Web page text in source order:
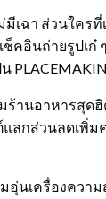
เฉา ส่วนใคร
ช็คอินถ่ายรูปเก๋
านอาหารสุดฮิ
แลกส่วนลดเพิ่
อุ่นเครื่องควา